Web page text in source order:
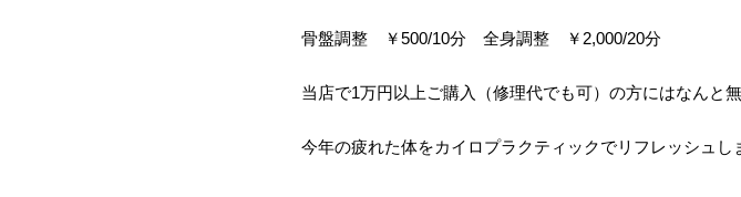
骨盤調整 ￥500/10分 全身調整 ￥2,000/20分
当店で1万円以上ご購入（修理代でも可）の方にはなんと
今年の疲れた体をカイロプラクティックでリフレッシュし